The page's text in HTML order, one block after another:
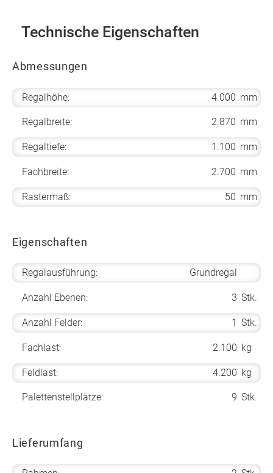
Technische Eigenschaften
Abmessungen
Regalhöhe: 4.000 mm
Regalbreite: 2.870 mm
Regaltiefe: 1.100 mm
Fachbreite: 2.700 mm
Rastermaß: 50 mm
Eigenschaften
Regalausführung: Grundregal
Anzahl Ebenen: 3 Stk.
Anzahl Felder: 1 Stk.
Fachlast: 2.100 kg
Feldlast: 4.200 kg
Palettenstellplätze: 9 Stk.
Lieferumfang